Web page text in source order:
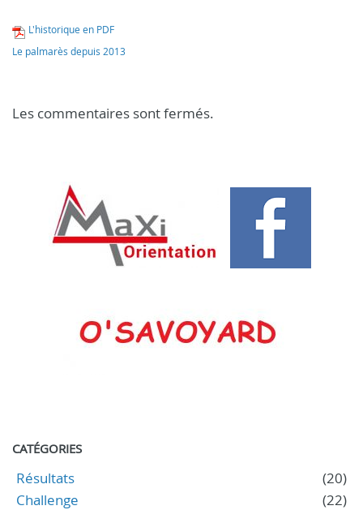
L'historique en PDF
Le palmarès depuis 2013
Les commentaires sont fermés.
CATÉGORIES
Résultats
(20)
Challenge
(22)